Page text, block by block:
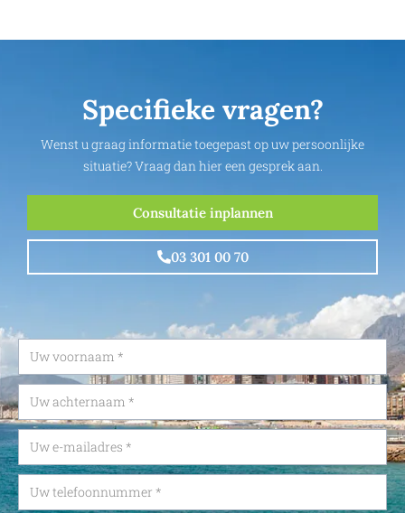
Specifieke vragen?
Wenst u graag informatie toegepast op uw persoonlijke
situatie? Vraag dan hier een gesprek aan.
Consultatie inplannen
03 301 00 70